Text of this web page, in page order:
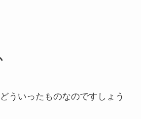
ういったものなのですしょう